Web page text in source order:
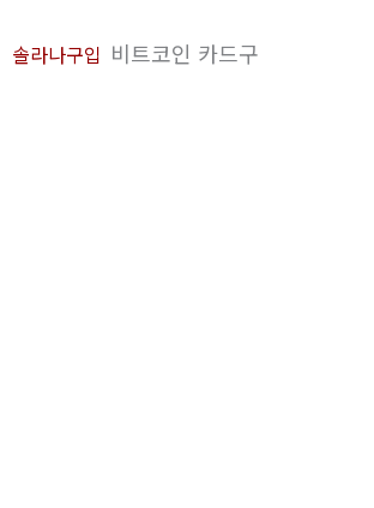
솔라나구입 비트코인 카드구